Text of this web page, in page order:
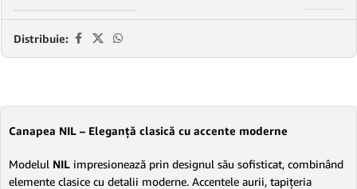
Distribuie:
Canapea NIL – Eleganță clasică cu accente moderne
Modelul NIL impresionează prin designul său sofisticat, combinând
elemente clasice cu detalii moderne. Accentele aurii, tapițeria